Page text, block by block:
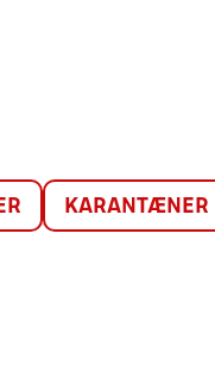
KARANTÆNER